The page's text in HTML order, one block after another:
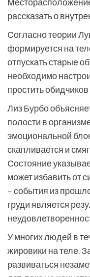
рассказать о
Согласно теории
формируется на
отпускать старые
необходимо
простить
Лиз Бурбо
полости в
эмоциональной
скапливается и
Состояние
может избавить от
– события из
груди является
У многих людей в
жировики на теле.
развиваться